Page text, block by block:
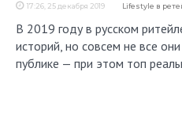
17:26, 25 декабря 2019 Lifestyle в
В 2019 году в русском
историй, но совсем не все
публике — при этом топ